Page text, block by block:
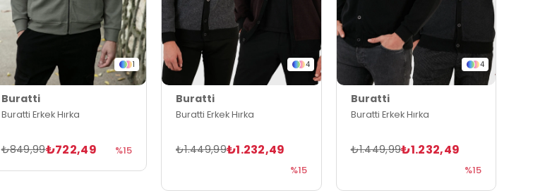
1
Buratti
Buratti Erkek Hırka
₺722,49
₺849,99 %15
4
Buratti
Buratti Erkek Hırka
₺1.232,49
₺1.449,99
%15
4
Buratti
Buratti Erkek Hırka
₺1.232,49
₺1.449,99
%15